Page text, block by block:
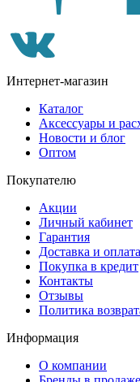
Интернет-магазин
Каталог
Аксессуары и
Новости и блог
Оптом
Покупателю
Акции
Личный кабинет
Гарантия
Доставка и оплата
Покупка в кредит
Контакты
Отзывы
Политика
Информация
О компании